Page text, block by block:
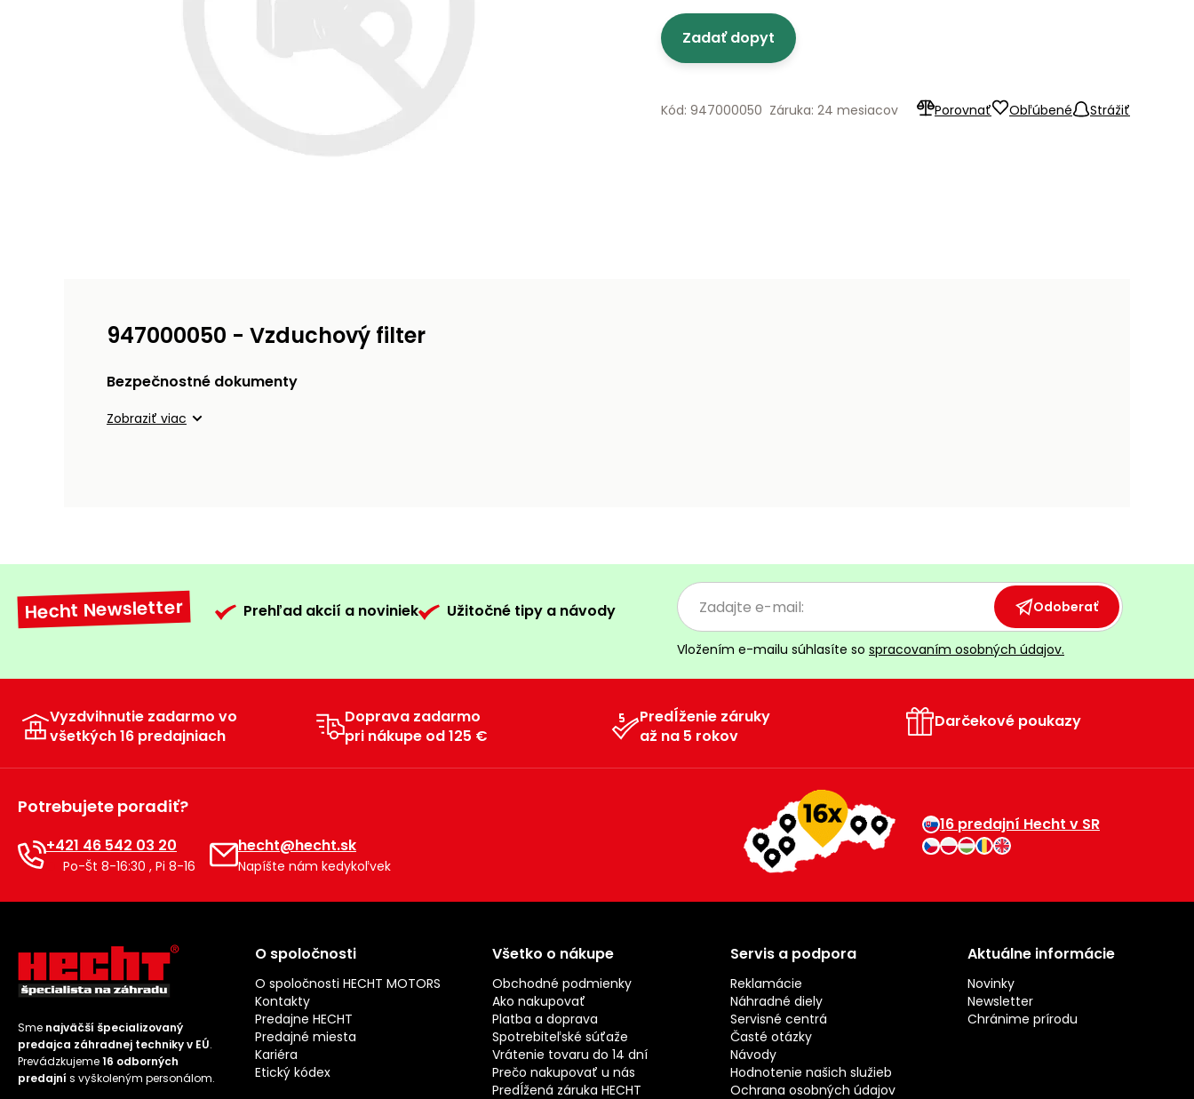
Zadať dopyt
Porovnať Obľúbené Strážiť
Kód: 947000050 Záruka: 24 mesiacov
947000050 - Vzduchový filter
Bezpečnostné dokumenty
Zobraziť viac
Hecht Newsletter Prehľad akcií a noviniek Užitočné tipy a návody Odoberať
Vložením e-mailu súhlasíte so spracovaním osobných údajov.
Vyzdvihnutie zadarmo vo
všetkých 16 predajniach
Doprava zadarmo
pri nákupe od 125 €
Predĺženie záruky
až na 5 rokov
Darčekové poukazy
Potrebujete poradiť?
+421 46 542 03 20
Po-Št 8-16:30 , Pi 8-16
hecht@hecht.sk
Napíšte nám kedykoľvek
16 predajní Hecht v SR
Sme najväčší špecializovaný
predajca záhradnej techniky v EÚ.
Prevádzkujeme16 odborných
predajní s vyškoleným personálom.
O spoločnosti
O spoločnosti HECHT MOTORS
Kontakty
Predajne HECHT
Predajné miesta
Kariéra
Etický kódex
Všetko o nákupe
Obchodné podmienky
Ako nakupovať
Platba a doprava
Spotrebiteľské súťaže
Vrátenie tovaru do 14 dní
Prečo nakupovať u nás
Predĺžená záruka HECHT
Servis a podpora
Reklamácie
Náhradné diely
Servisné centrá
Časté otázky
Návody
Hodnotenie našich služieb
Ochrana osobných údajov
Aktuálne informácie
Novinky
Newsletter
Chránime prírodu